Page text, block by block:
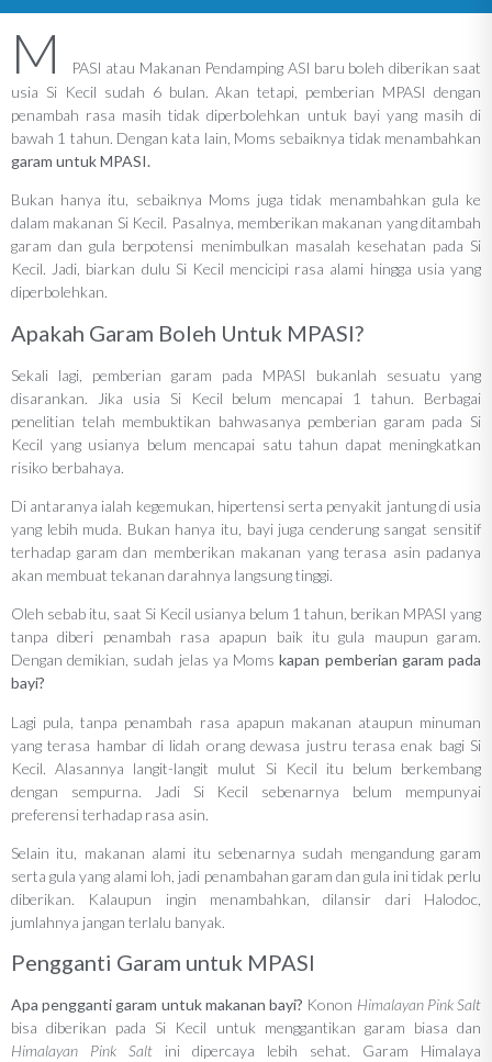
M
PASI atau Makanan Pendamping ASI baru boleh diberikan saat
usia Si Kecil sudah 6 bulan. Akan tetapi, pemberian MPASI dengan
penambah rasa masih tidak diperbolehkan untuk bayi yang masih di
bawah 1 tahun. Dengan kata lain, Moms sebaiknya tidak menambahkan
garam untuk MPASI.
Bukan hanya itu, sebaiknya Moms juga tidak menambahkan gula ke
dalam makanan Si Kecil. Pasalnya, memberikan makanan yang ditambah
garam dan gula berpotensi menimbulkan masalah kesehatan pada Si
Kecil. Jadi, biarkan dulu Si Kecil mencicipi rasa alami hingga usia yang
diperbolehkan.
Apakah Garam Boleh Untuk MPASI?
Sekali lagi, pemberian garam pada MPASI bukanlah sesuatu yang
disarankan. Jika usia Si Kecil belum mencapai 1 tahun. Berbagai
penelitian telah membuktikan bahwasanya pemberian garam pada Si
Kecil yang usianya belum mencapai satu tahun dapat meningkatkan
risiko berbahaya.
Di antaranya ialah kegemukan, hipertensi serta penyakit jantung di usia
yang lebih muda. Bukan hanya itu, bayi juga cenderung sangat sensitif
terhadap garam dan memberikan makanan yang terasa asin padanya
akan membuat tekanan darahnya langsung tinggi.
Oleh sebab itu, saat Si Kecil usianya belum 1 tahun, berikan MPASI yang
tanpa diberi penambah rasa apapun baik itu gula maupun garam.
Dengan demikian, sudah jelas ya Momskapan pemberian garam pada
bayi?
Lagi pula, tanpa penambah rasa apapun makanan ataupun minuman
yang terasa hambar di lidah orang dewasa justru terasa enak bagi Si
Kecil. Alasannya langit-langit mulut Si Kecil itu belum berkembang
dengan sempurna. Jadi Si Kecil sebenarnya belum mempunyai
preferensi terhadap rasa asin.
Selain itu, makanan alami itu sebenarnya sudah mengandung garam
serta gula yang alami loh, jadi penambahan garam dan gula ini tidak perlu
diberikan. Kalaupun ingin menambahkan, dilansir dari Halodoc,
jumlahnya jangan terlalu banyak.
Pengganti Garam untuk MPASI
Apa pengganti garam untuk makanan bayi? Konon Himalayan Pink Salt
bisa diberikan pada Si Kecil untuk menggantikan garam biasa dan
Himalayan Pink Salt ini dipercaya lebih sehat. Garam Himalaya